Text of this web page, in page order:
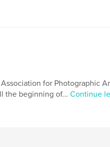
for Photographic
the beginning of... Continue